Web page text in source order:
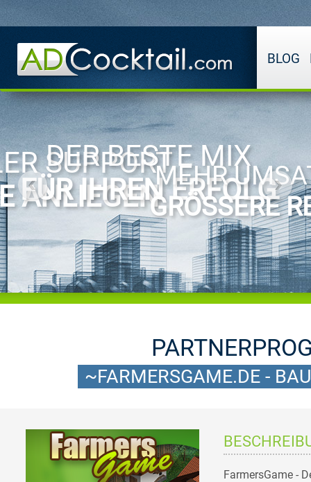
SUPPORT
ANLIEGEN
DER BESTE MIX
FÜR IHREN ERFOLG
MEHR
GRÖSSERE
BLOG
~FARMERSGAME.DE -
FarmersGame -